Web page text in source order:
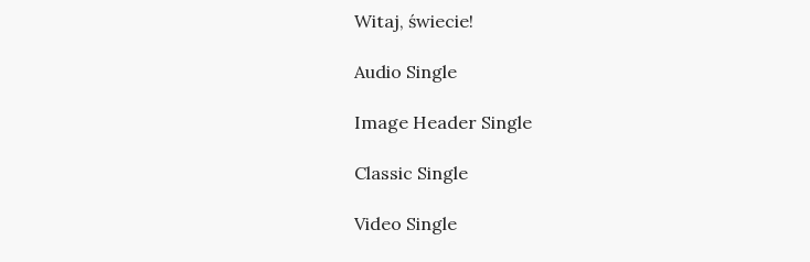
Witaj, świecie!
Audio Single
Image Header Single
Classic Single
Video Single